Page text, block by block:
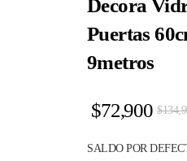
Decora
Puertas
9metros
$
$72,900
SALDO POR